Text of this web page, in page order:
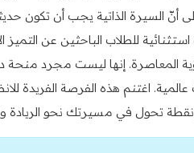
أنّ السيرة الذاتية يجب أن تكون
للطلاب الباحثين عن التميز
المعاصرة. إنها ليست مجرد منحة
اغتنم هذه الفرصة الفريدة
تحول في مسيرتك نحو الريادة